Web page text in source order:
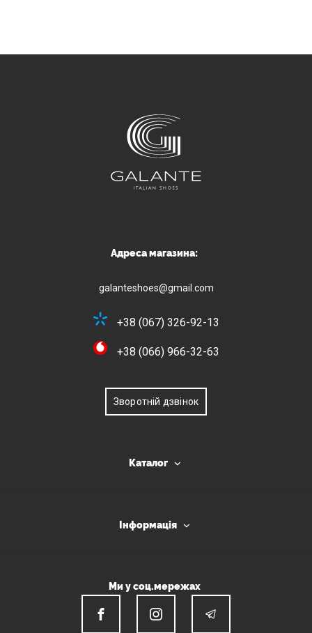
Адреса магазина:
galanteshoes@gmail.com
+38 (067) 326-92-13
+38 (066) 966-32-63
Зворотній дзвінок
Каталог
Інформація
Ми у соц.мережах